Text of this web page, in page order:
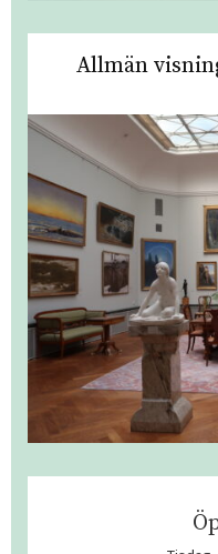
Allmän